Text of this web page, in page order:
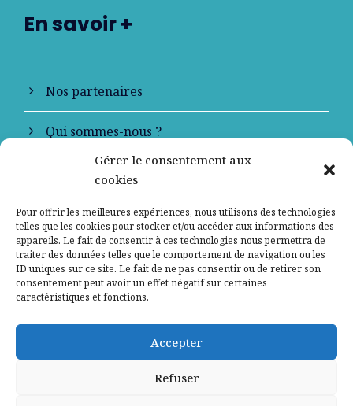
Gérer le consentement aux
cookies
Pour offrir les meilleures expériences, nous utilisons des technologies
telles que les cookies pour stocker et/ou accéder aux informations des
appareils. Le fait de consentir à ces technologies nous permettra de
traiter des données telles que le comportement de navigation ou les
ID uniques sur ce site. Le fait de ne pas consentir ou de retirer son
consentement peut avoir un effet négatif sur certaines
caractéristiques et fonctions.
Accepter
Refuser
En savoir +
Nos partenaires
Qui sommes-nous ?
Contactez-nous
Mentions légales
Politique de confidentialité